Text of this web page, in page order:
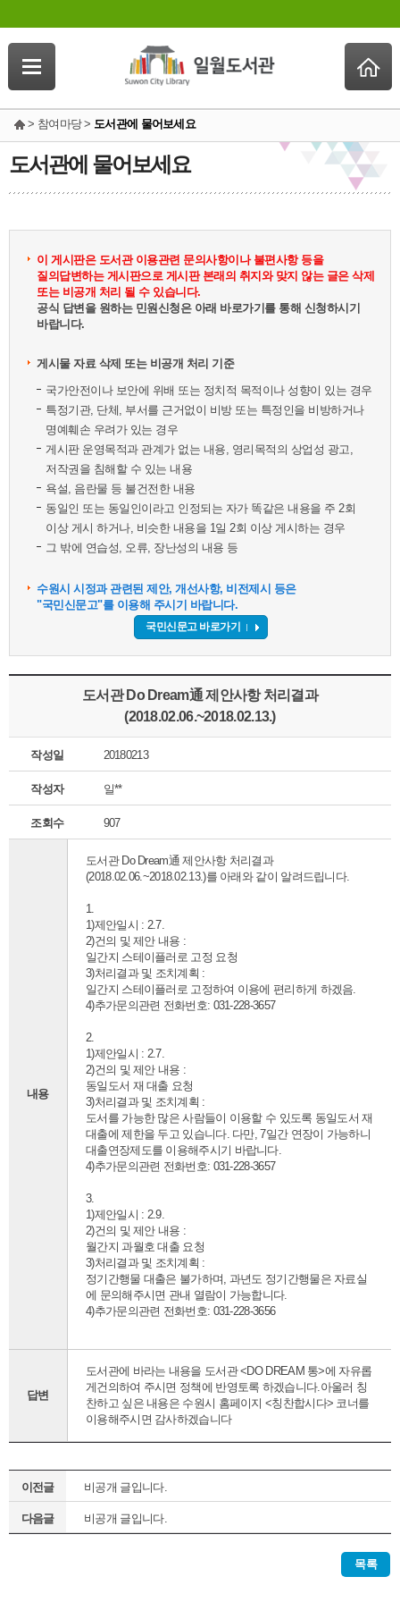
> 참여마당 > 도서관에 물어보세요
도서관에 물어보세요
이 게시판은 도서관 이용관련 문의사항이나 불편사항 등을
질의답변하는 게시판으로 게시판 본래의 취지와 맞지 않는 글은 삭제
또는 비공개 처리 될 수 있습니다.
공식 답변을 원하는 민원신청은 아래 바로가기를 통해 신청하시기
바랍니다.
게시물 자료 삭제 또는 비공개 처리 기준
국가안전이나 보안에 위배 또는 정치적 목적이나 성향이 있는 경우
특정기관, 단체, 부서를 근거없이 비방 또는 특정인을 비방하거나
명예훼손 우려가 있는 경우
게시판 운영목적과 관계가 없는 내용, 영리목적의 상업성 광고,
저작권을 침해할 수 있는 내용
욕설, 음란물 등 불건전한 내용
동일인 또는 동일인이라고 인정되는 자가 똑같은 내용을 주 2회
이상 게시 하거나, 비슷한 내용을 1일 2회 이상 게시하는 경우
그 밖에 연습성, 오류, 장난성의 내용 등
수원시 시정과 관련된 제안, 개선사항, 비전제시 등은
"국민신문고"를 이용해 주시기 바랍니다.
국민신문고 바로가기
도서관 Do Dream通 제안사항 처리결과
(2018.02.06.~2018.02.13.)
작성일 20180213
작성자 일**
조회수 907
내용
도서관 Do Dream通 제안사항 처리결과
(2018.02.06.~2018.02.13.)를 아래와 같이 알려드립니다.
1.
1)제안일시 : 2.7.
2)건의 및 제안 내용 :
일간지 스테이플러로 고정 요청
3)처리결과 및 조치계획 :
일간지 스테이플러로 고정하여 이용에 편리하게 하겠음.
4)추가문의관련 전화번호: 031-228-3657
2.
1)제안일시 : 2.7.
2)건의 및 제안 내용 :
동일도서 재 대출 요청
3)처리결과 및 조치계획 :
도서를 가능한 많은 사람들이 이용할 수 있도록 동일도서 재
대출에 제한을 두고 있습니다. 다만, 7일간 연장이 가능하니
대출연장제도를 이용해주시기 바랍니다.
4)추가문의관련 전화번호: 031-228-3657
3.
1)제안일시 : 2.9.
2)건의 및 제안 내용 :
월간지 과월호 대출 요청
3)처리결과 및 조치계획 :
정기간행물 대출은 불가하며, 과년도 정기간행물은 자료실
에 문의해주시면 관내 열람이 가능합니다.
4)추가문의관련 전화번호: 031-228-3656
답변
도서관에 바라는 내용을 도서관 <DO DREAM 통>에 자유롭
게건의하여 주시면 정책에 반영토록 하겠습니다.아울러 칭
찬하고 싶은 내용은 수원시 홈페이지 <칭찬합시다> 코너를
이용해주시면 감사하겠습니다
이전글 비공개 글입니다.
다음글 비공개 글입니다.
목록